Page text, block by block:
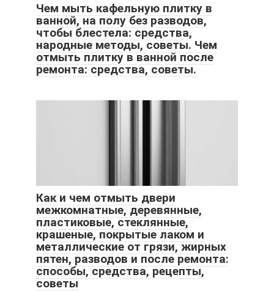
Чем мыть кафельную плитку в
ванной, на полу без разводов,
чтобы блестела: средства,
народные методы, советы. Чем
отмыть плитку в ванной после
ремонта: средства, советы.
Как и чем отмыть двери
межкомнатные, деревянные,
пластиковые, стеклянные,
крашеные, покрытые лаком и
металлические от грязи, жирных
пятен, разводов и после ремонта:
способы, средства, рецепты,
советы